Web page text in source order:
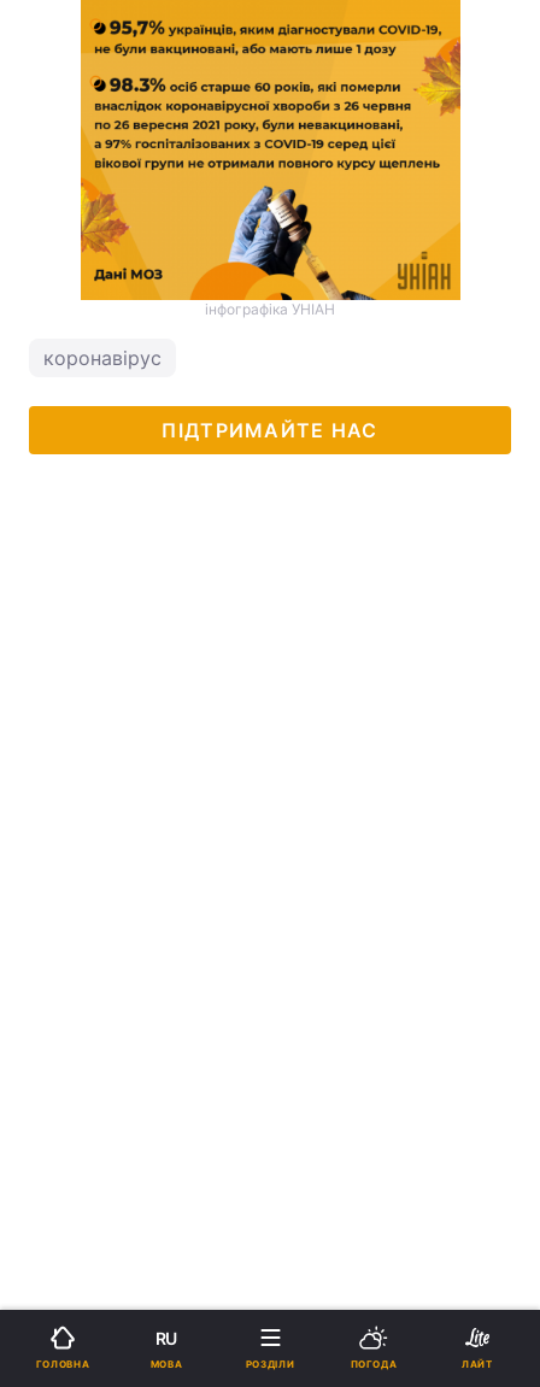
інфографіка УНІАН
коронавірус
ПІДТРИМАЙТЕ НАС
ГОЛОВНА
RU
МОВА РОЗДІЛИ ПОГОДА ЛАЙТ